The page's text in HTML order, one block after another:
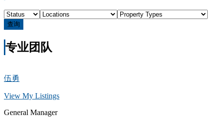
查询
专业团队
伍勇
View My Listings
General Manager